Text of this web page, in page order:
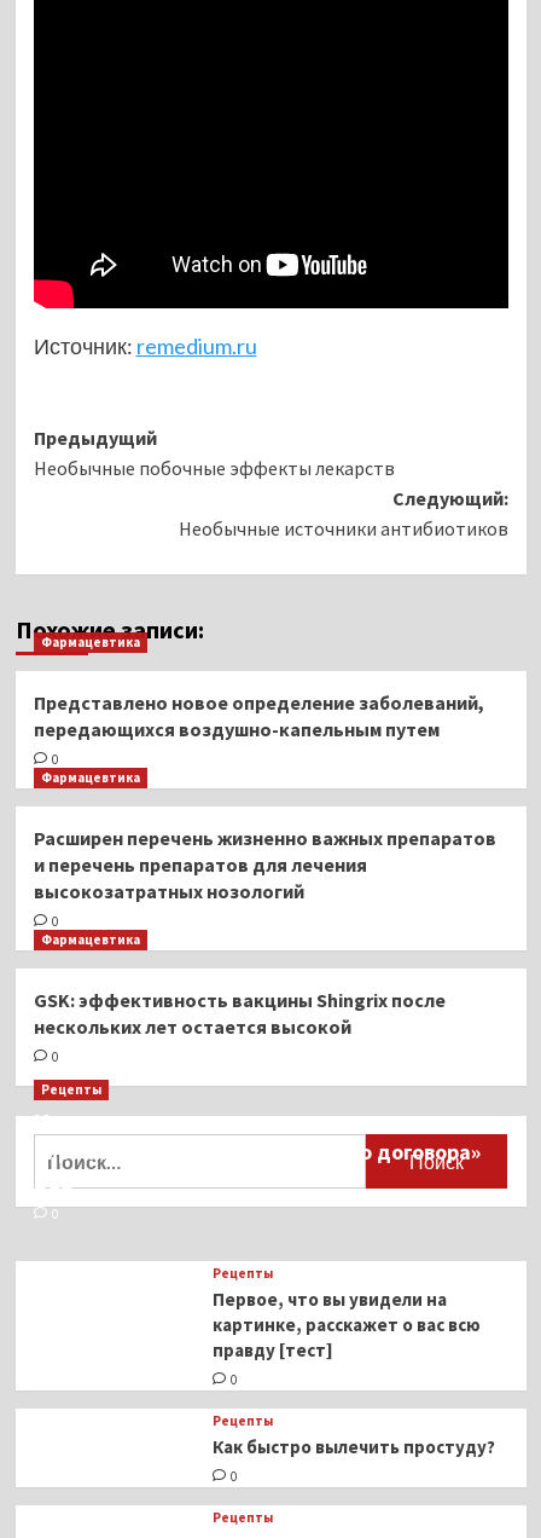
Источник: remedium.ru
Навигация
записи
Предыдущий
Необычные побочные эффекты лекарств
Следующий:
Необычные источники антибиотиков
Похожие записи:
Фармацевтика
Представлено новое определение заболеваний,
передающихся воздушно-капельным путем
0
Фармацевтика
Расширен перечень жизненно важных препаратов
и перечень препаратов для лечения
высокозатратных нозологий
0
Фармацевтика
GSK: эффективность вакцины Shingrix после
нескольких лет остается высокой
0
Рецепты
Миллионы японцев восстают против
тиранического «Пандемического договора»
ВОЗ
0
Рецепты
Первое, что вы увидели на
картинке, расскажет о вас всю
правду [тест]
0
Рецепты
Как быстро вылечить простуду?
0
Рецепты